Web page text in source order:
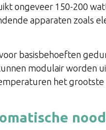
ongeveer 150-200
apparaten zoals
basisbehoeften
modulair worden
het grootste